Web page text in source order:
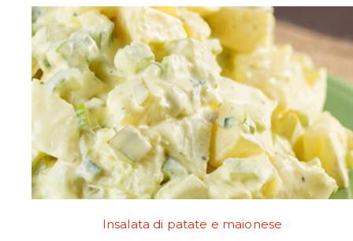
Insalata di patate e maionese